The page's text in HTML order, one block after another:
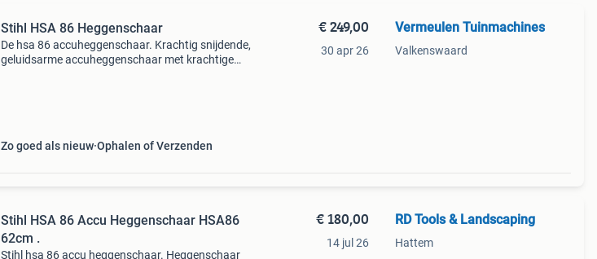
Stihl HSA 86 Heggenschaar
De hsa 86 accuheggenschaar. Krachtig snijdende,
geluidsarme accuheggenschaar met krachtige
Zo goed als nieuw Ophalen of Verzenden
€ 249,00
30 apr 26
Vermeulen Tuinmachines
Valkenswaard
Stihl HSA 86 Accu Heggenschaar HSA86
62cm .
Stihl hsa 86 accu heggenschaar. Heggenschaar
€ 180,00
14 jul 26
RD Tools & Landscaping
Hattem